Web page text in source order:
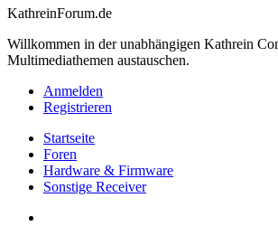
KathreinForum.de
Willkommen in der unabhängigen Kathrein
Multimediathemen austauschen.
Anmelden
Registrieren
Startseite
Foren
Hardware & Firmware
Sonstige Receiver